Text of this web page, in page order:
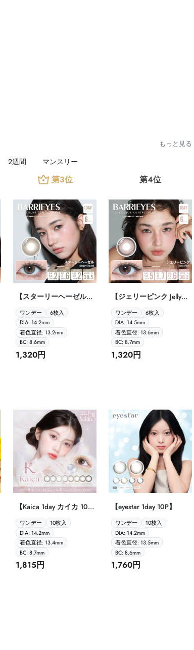
もっと見る
2週間 マンスリー
第3位
【スターリーヘーゼル
Starry Hazel Barrieyes
1dayバーリーアイズ ク
ラシックシリーズ 6枚
入】
ワンデー
6枚入
DIA: 14.2mm
着色直径: 13.2mm
BC: 8.6mm
1,320円
第4位
【ジェリーピンク Jelly
Pink Barrieyes 1dayバー
リーアイズ クラシック
シリーズ 6枚入】
ワンデー
6枚入
DIA: 14.5mm
着色直径: 13.6mm
BC: 8.7mm
1,320円
【Kaica 1day カイカ 10
枚入】
ワンデー
10枚入
DIA: 14.2mm
着色直径: 13.4mm
BC: 8.7mm
1,815円
【eyestar 1day 10P】
ワンデー
10枚入
DIA: 14.2mm
着色直径: 13.5mm
BC: 8.6mm
1,760円